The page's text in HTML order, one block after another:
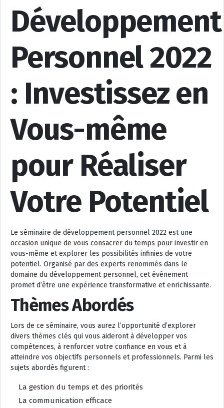
Développement
Personnel 2022
: Investissez en
Vous-même
pour Réaliser
Votre Potentiel
Le séminaire de développement personnel 2022 est une
occasion unique de vous consacrer du temps pour investir en
vous-même et explorer les possibilités infinies de votre
potentiel. Organisé par des experts renommés dans le
domaine du développement personnel, cet événement
promet d’être une expérience transformative et enrichissante.
Thèmes Abordés
Lors de ce séminaire, vous aurez l’opportunité d’explorer
divers thèmes clés qui vous aideront à développer vos
compétences, à renforcer votre confiance en vous et à
atteindre vos objectifs personnels et professionnels. Parmi les
sujets abordés figurent :
La gestion du temps et des priorités
La communication efficace